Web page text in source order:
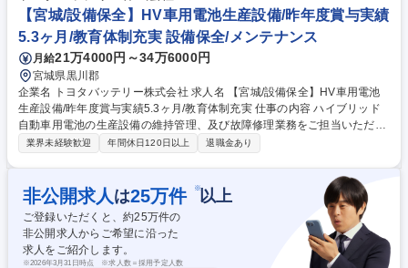
ュートラル推進：エネルギー使用状況の分析、省エネルギー施策の企画・
推進など ■環境・法令対応：各種行政届出、環境測定計画の立案、廃棄物
管理など 募集職種 【宮城/施設管理】車載用電池工場◆トヨタ電動化の中
核G会社◆福利厚生◎
【宮城/設備保全】HV車用電池生産設備/昨年度賞与実績
5.3ヶ月/教育体制充実 設備保全/メンテナンス
月給21万4000円～34万6000円
宮城県黒川郡
企業名 トヨタバッテリー株式会社 求人名 【宮城/設備保全】HV車用電池
生産設備/昨年度賞与実績5.3ヶ月/教育体制充実 仕事の内容 ハイブリッド
自動車用電池の生産設備の維持管理、及び故障修理業務をご担当いただき
ます。生産規模急拡大の中、限られた時間で出来高を最大化する重要な役
故障対応・修理 ■予防保全： 設備の変化予兆をとらえる状態保全。設備負
荷や圧力、異常振動の計測ツールを駆使した設備予兆管理による故障の未
然防止業務 ■メンテナンス： 回転軸受け、エアーシリンダー等の消耗部品
交換メンテ実施とその作業効率化 ■改善活動： 故障分析による再発防止活
動など ※建物に改変を加える業務は行いません。 募集職種 【宮城/設備保
全】HV車用電池生産設備/昨年度賞与実績5.3ヶ月/教育体制充実
業界未経験歓迎 年間休日120日以上 退職金あり
非公開求人 は25万件 ※以上
ご登録いただくと、約25万件の
非公開求人からご希望に沿った
求人をご紹介します。
※2026年3月31日時点 ※求人数＝採用予定人数